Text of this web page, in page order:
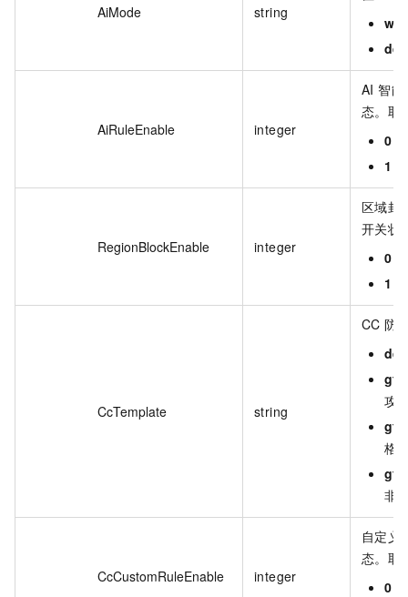
AiMode string
AiRuleEnable integer
AI 智能
态。取
0
1
RegionBlockEnable integer
区域封
开关状
0
1
CcTemplate string
CC 防
攻
格
非
CcCustomRuleEnable integer
自定义
态。取
0